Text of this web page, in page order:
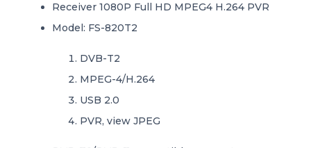
Receiver 1080P Full HD MPEG4 H.264 PVR
Model: FS-820T2
DVB-T2
MPEG-4/H.264
USB 2.0
PVR, view JPEG